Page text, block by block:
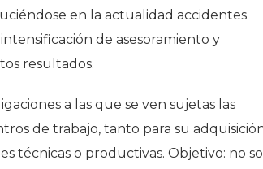
en la actualidad accidentes
de asesoramiento y
resultados.
a las que se ven sujetas las
de trabajo, tanto para su
técnicas o productivas. Objetivo: no